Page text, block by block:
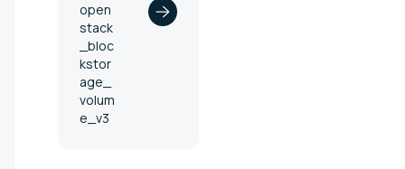
open
stack
_bloc
kstor
age_
volum
e_v3